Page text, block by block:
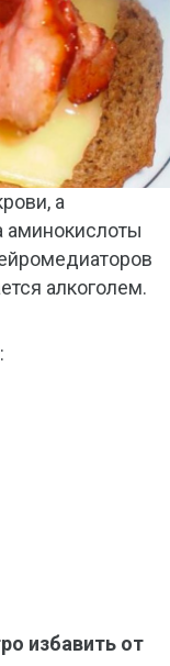
а
аминокислоты
алкоголем.
избавить от